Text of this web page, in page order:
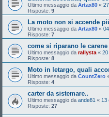
Ultimo messaggio da Artax80 «
Risposte: 9
La moto non si accende
Ultimo messaggio da Artax80 «
Risposte: 7
come si riparano le
Ultimo messaggio da rallysta « 20
Risposte: 8
Moto in letargo, quali
Ultimo messaggio da CountZero
Risposte: 4
carter da sistemare..
Ultimo messaggio da ande81 « 13
Risposte: 27